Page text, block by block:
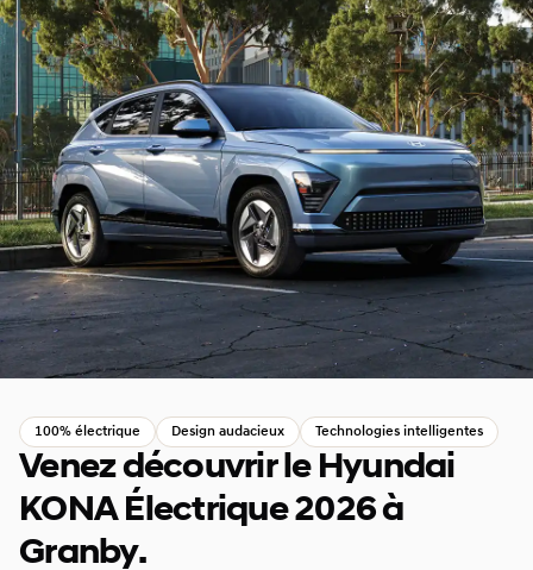
100% électrique Design audacieux Technologies intelligentes
Venez découvrir le Hyundai
KONA Électrique 2026 à
Granby.